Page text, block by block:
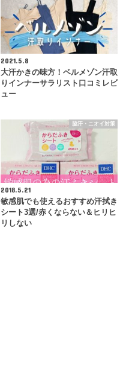
2021.5.8
大汗かきの味方！ベルメゾン汗取
りインナーサラリスト口コミレビ
ュー
脇汗・ニオイ対策
2018.5.21
敏感肌でも使えるおすすめ汗拭き
シート3選/赤くならない＆ヒリヒ
リしない